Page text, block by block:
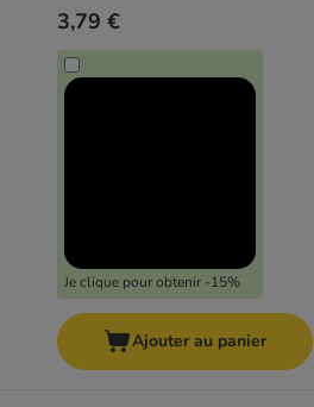
3,79 €
Je clique pour obtenir -15%
Ajouter au panier